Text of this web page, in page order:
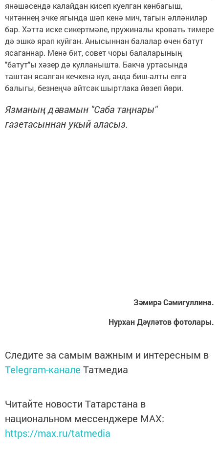
янәшәсендә калайдан кисеп куелган көнбагыш,
читәннең эчке ягында шәп кенә мич, тагын әлләниләр
бар. Хәтта иске сикертмәле, пружиналы кровать тимере
дә эшкә ярап куйган. Анысыннан балалар өчен батут
ясаганнар. Менә бит, совет чоры балаларының
"батут"ы хәзер дә кулланышта. Бакча уртасында
таштан ясалган кечкенә күл, анда биш-алты елга
балыгы, безнеңчә әйтсәк шыртлака йөзеп йөри.
Язманың дәвамын "Саба таңнары"
газетасыннан укый аласыз.
Зәмирә Сәмигуллина.
Нурхан Дәүләтов фотолары.
Следите за самым важным и интересным в
Telegram-канале Татмедиа
Читайте новости Татарстана в
национальном мессенджере MАХ:
https://max.ru/tatmedia